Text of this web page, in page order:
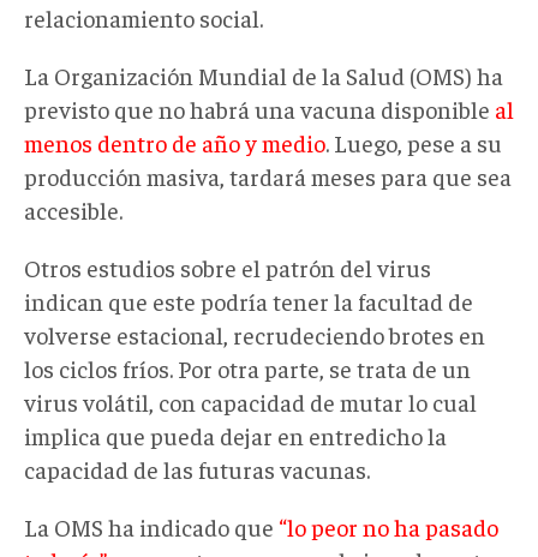
relacionamiento social.
La Organización Mundial de la Salud (OMS) ha
previsto que no habrá una vacuna disponible al
menos dentro de año y medio. Luego, pese a su
producción masiva, tardará meses para que sea
accesible.
Otros estudios sobre el patrón del virus
indican que este podría tener la facultad de
volverse estacional, recrudeciendo brotes en
los ciclos fríos. Por otra parte, se trata de un
virus volátil, con capacidad de mutar lo cual
implica que pueda dejar en entredicho la
capacidad de las futuras vacunas.
La OMS ha indicado que “lo peor no ha pasado